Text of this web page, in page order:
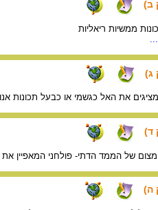
ב)
ממשיות ריאליות
ג)
את האל כגשמי או כבעל תכונות
ד)
של הממד הדתי- פולחני המאפיין
ה)